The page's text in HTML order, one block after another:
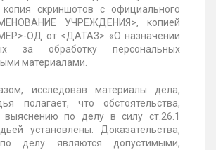
скриншотов с официального
УЧРЕЖДЕНИЯ>, копией
ОД от <ДАТА3> «О назначении
за обработку персональных
материалами.
исследовав материалы дела,
полагает, что обстоятельства,
по делу в силу ст.26.1
установлены. Доказательства,
делу являются допустимыми,